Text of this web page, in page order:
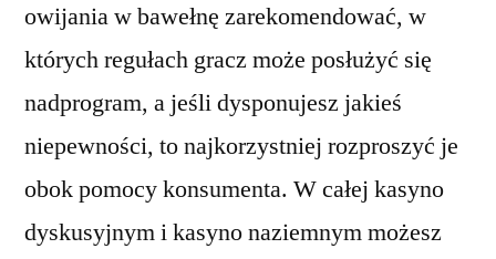
owijania w bawełnę zarekomendować, w
których regułach gracz może posłużyć się
nadprogram, a jeśli dysponujesz jakieś
niepewności, to najkorzystniej rozproszyć je
obok pomocy konsumenta. W całej kasyno
dyskusyjnym i kasyno naziemnym możesz